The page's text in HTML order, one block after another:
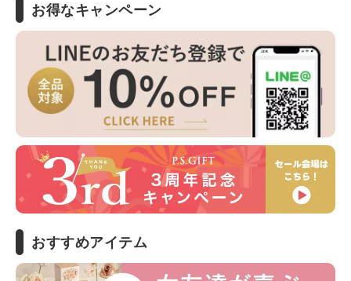
お得なキャンペーン
おすすめアイテム